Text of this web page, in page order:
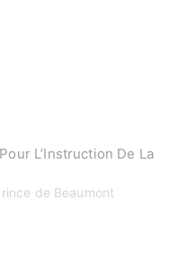
L’Instruction De La
de Beaumont